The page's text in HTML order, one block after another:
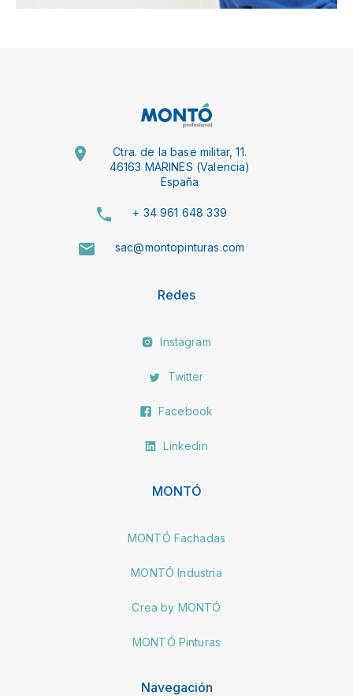
Ctra. de la base militar, 11.
46163 MARINES (Valencia)
España
+ 34 961 648 339
sac@montopinturas.com
Redes
Instagram
Twitter
Facebook
Linkedin
MONTÓ
MONTÓ Fachadas
MONTÓ Industria
Crea by MONTÓ
MONTÓ Pinturas
Navegación